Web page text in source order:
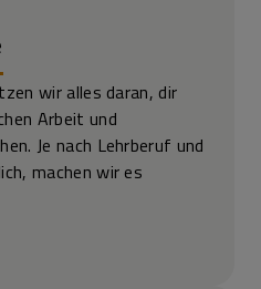
wir alles daran, dir
Arbeit und
Je nach Lehrberuf und
machen wir es